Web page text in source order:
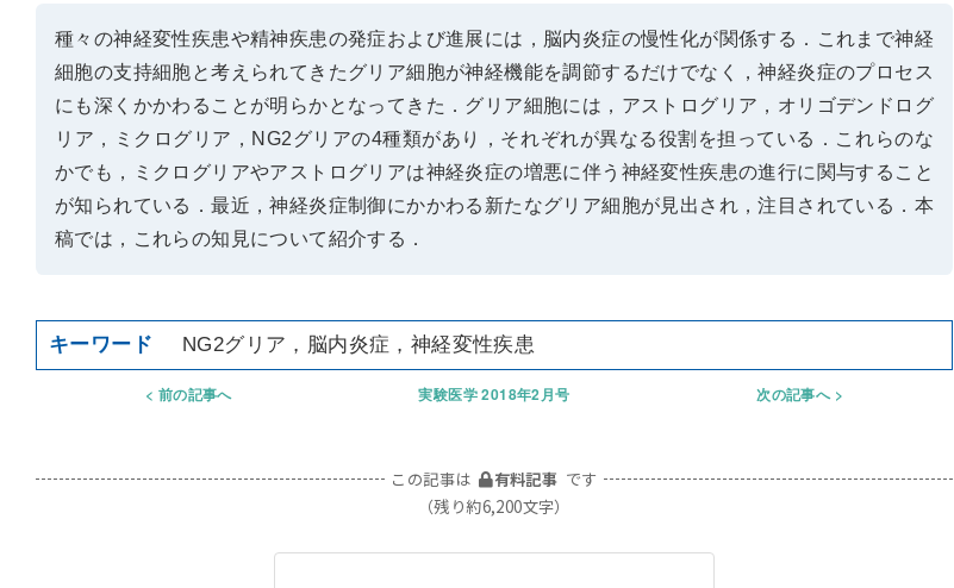
種々の神経変性疾患や精神疾患の発症および進展には，脳内炎症の慢性化が関係する．これまで神経
細胞の支持細胞と考えられてきたグリア細胞が神経機能を調節するだけでなく，神経炎症のプロセス
にも深くかかわることが明らかとなってきた．グリア細胞には，アストログリア，オリゴデンドログ
リア，ミクログリア，NG2グリアの4種類があり，それぞれが異なる役割を担っている．これらのな
かでも，ミクログリアやアストログリアは神経炎症の増悪に伴う神経変性疾患の進行に関与すること
が知られている．最近，神経炎症制御にかかわる新たなグリア細胞が見出され，注目されている．本
稿では，これらの知見について紹介する．
NG2グリア，脳内炎症，神経変性疾患
前の記事へ 実験医学 2018年2月号 次の記事へ
この記事は 有料記事 です
（残り約6,200文字）